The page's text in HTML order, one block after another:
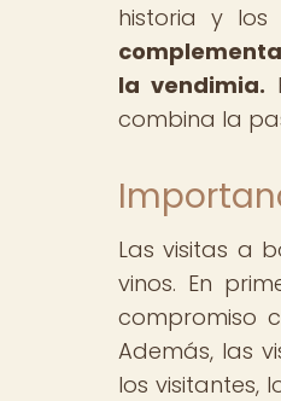
historia y
la vendimia.
combina la
Las visitas a
vinos. En
compromiso
Además, las
los visitantes,